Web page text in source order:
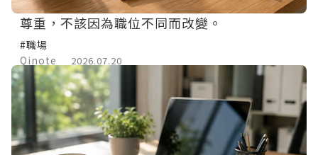
尊重，不該因為職位不同而改變。
#職場
Qinote
2026.07.20